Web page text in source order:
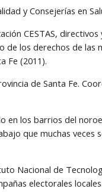
y Consejerías en
CESTAS,
de los derechos de
Fe (2011).
de Santa Fe.
en los barrios del
que muchas veces
Nacional de
electorales